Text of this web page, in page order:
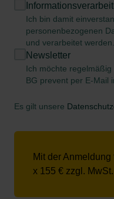
Ich bin damit
personenbezogenen
und verarbeitet
Newsletter
Ich möchte
BG prevent per E-Mail
Es gilt unsere
Mit der
x 155 € zzgl.